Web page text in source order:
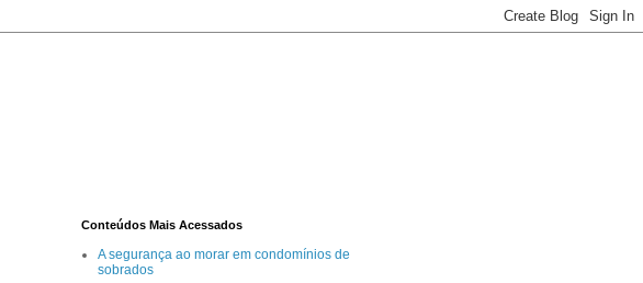
Conteúdos Mais Acessados
A segurança ao morar em condomínios de
sobrados